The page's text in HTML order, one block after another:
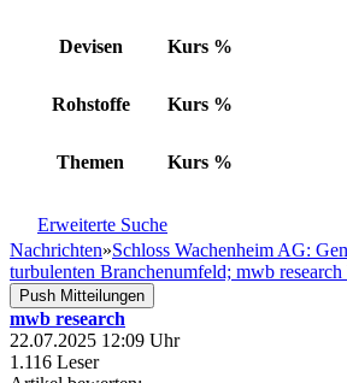
Devisen Kurs %
Rohstoffe Kurs %
Themen Kurs %
Erweiterte Suche
Nachrichten»Schloss Wachenheim AG:
turbulenten Branchenumfeld; mwb
Push Mitteilungen
mwb research
22.07.2025 12:09 Uhr
1.116 Leser